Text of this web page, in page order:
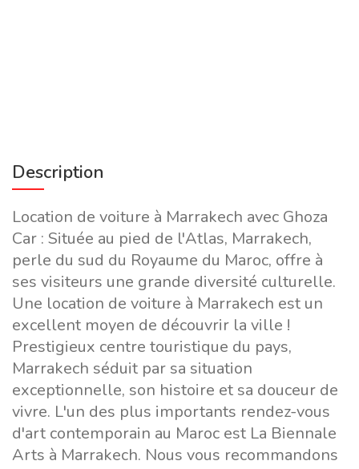
Description
Location de voiture à Marrakech avec Ghoza
Car : Située au pied de l'Atlas, Marrakech,
perle du sud du Royaume du Maroc, offre à
ses visiteurs une grande diversité culturelle.
Une location de voiture à Marrakech est un
excellent moyen de découvrir la ville !
Prestigieux centre touristique du pays,
Marrakech séduit par sa situation
exceptionnelle, son histoire et sa douceur de
vivre. L'un des plus importants rendez-vous
d'art contemporain au Maroc est La Biennale
Arts à Marrakech. Nous vous recommandons